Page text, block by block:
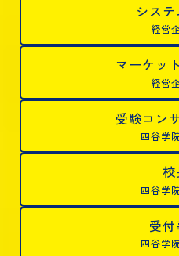
シス
経営
マーケッ
経営
受験コン
四谷学
校
四谷学
受
四谷学